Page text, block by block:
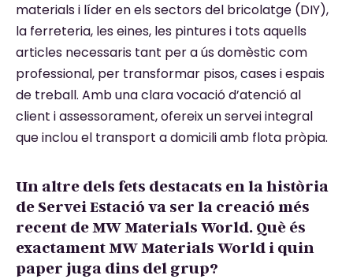
materials i líder en els sectors del bricolatge (DIY),
la ferreteria, les eines, les pintures i tots aquells
articles necessaris tant per a ús domèstic com
professional, per transformar pisos, cases i espais
de treball. Amb una clara vocació d’atenció al
client i assessorament, ofereix un servei integral
que inclou el transport a domicili amb flota pròpia.
Un altre dels fets destacats en la història
de Servei Estació va ser la creació més
recent de MW Materials World. Què és
exactament MW Materials World i quin
paper juga dins del grup?